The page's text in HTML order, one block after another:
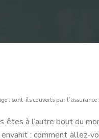
: sont-ils couverts par l’assurance
êtes à l’autre bout du
envahit : comment